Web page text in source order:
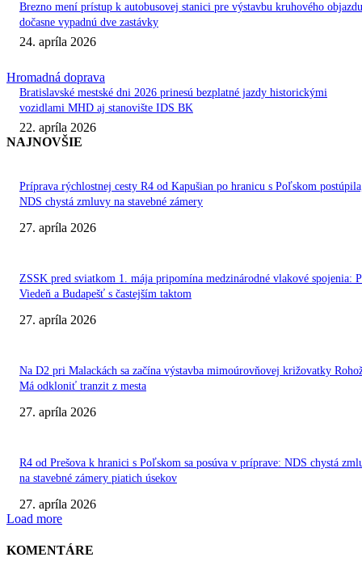
Brezno mení prístup k autobusovej stanici pre výstavbu kruhového
dočasne vypadnú dve zastávky
24. apríla 2026
Hromadná doprava
Bratislavské mestské dni 2026 prinesú bezplatné jazdy historickými
vozidlami MHD aj stanovište IDS BK
22. apríla 2026
NAJNOVŠIE
Príprava rýchlostnej cesty R4 od Kapušian po hranicu s Poľskom
NDS chystá zmluvy na stavebné zámery
27. apríla 2026
ZSSK pred sviatkom 1. mája pripomína medzinárodné vlakové spojenia:
Viedeň a Budapešť s častejším taktom
27. apríla 2026
Na D2 pri Malackách sa začína výstavba mimoúrovňovej križovatky
Má odkloniť tranzit z mesta
27. apríla 2026
R4 od Prešova k hranici s Poľskom sa posúva v príprave: NDS chystá
na stavebné zámery piatich úsekov
27. apríla 2026
Load more
KOMENTÁRE